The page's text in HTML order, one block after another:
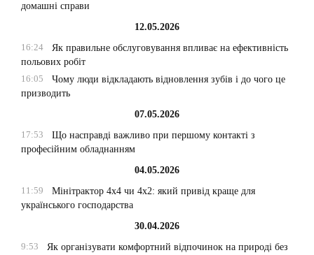
домашні справи
12.05.2026
16:24
Як правильне обслуговування впливає на ефективність
польових робіт
16:05
Чому люди відкладають відновлення зубів і до чого це
призводить
07.05.2026
17:53
Що насправді важливо при першому контакті з
професійним обладнанням
04.05.2026
11:59
Мінітрактор 4х4 чи 4х2: який привід краще для
українського господарства
30.04.2026
9:53
Як організувати комфортний відпочинок на природі без